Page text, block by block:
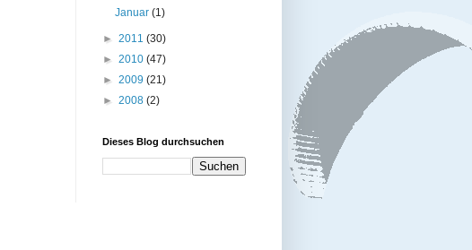
Januar(1)
► 2011 (30)
► 2010 (47)
► 2009 (21)
► 2008 (2)
Dieses Blog durchsuchen